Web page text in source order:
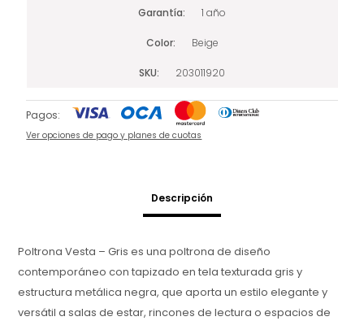
Garantía 1 año
Color Beige
SKU 203011920
Pagos:
Ver opciones de pago y planes de cuotas
Descripción
Poltrona Vesta – Gris es una poltrona de diseño
contemporáneo con tapizado en tela texturada gris y
estructura metálica negra, que aporta un estilo elegante y
versátil a salas de estar, rincones de lectura o espacios de